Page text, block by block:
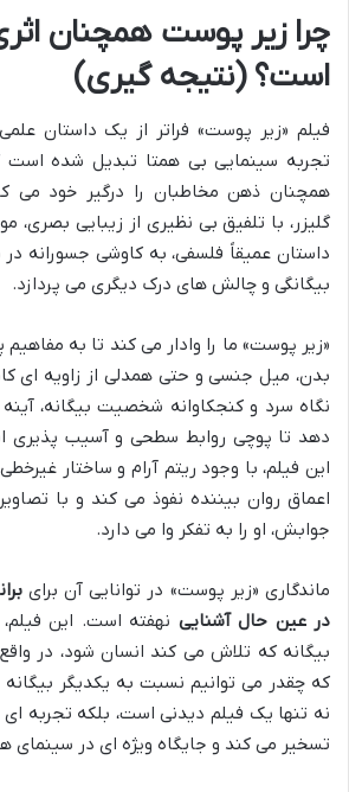
چرا زیر پوست همچنان
است؟ (نتیجه گیری)
فیلم «زیر پوست» فراتر از یک داستان
تجربه سینمایی بی همتا تبدیل شده
همچنان ذهن مخاطبان را درگیر خود می
گلیزر، با تلفیق بی نظیری از زیبایی بصری،
داستان عمیقاً فلسفی، به کاوشی جسورانه
بیگانگی و چالش های درک دیگری می پردازد.
«زیر پوست» ما را وادار می کند تا به
بدن، میل جنسی و حتی همدلی از زاویه ای
نگاه سرد و کنجکاوانه شخصیت بیگانه، آینه
دهد تا پوچی روابط سطحی و آسیب پذیری
این فیلم، با وجود ریتم آرام و ساختار
اعماق روان بیننده نفوذ می کند و با
جوابش، او را به تفکر وا می دارد.
ماندگاری «زیر پوست» در توانایی آن برای
در عین حال آشنایی نهفته است. این
بیگانه که تلاش می کند انسان شود، در
که چقدر می توانیم نسبت به یکدیگر بیگانه
نه تنها یک فیلم دیدنی است، بلکه تجربه
تسخیر می کند و جایگاه ویژه ای در سینمای